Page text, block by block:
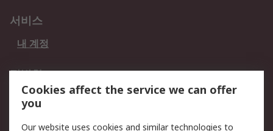
서비스
내 계정
적법한
개인 정보 보호 정책
데이터 보호
웹사이트 사용 약관
Cookies affect the service we can offer
you
Our website uses cookies and similar technologies to